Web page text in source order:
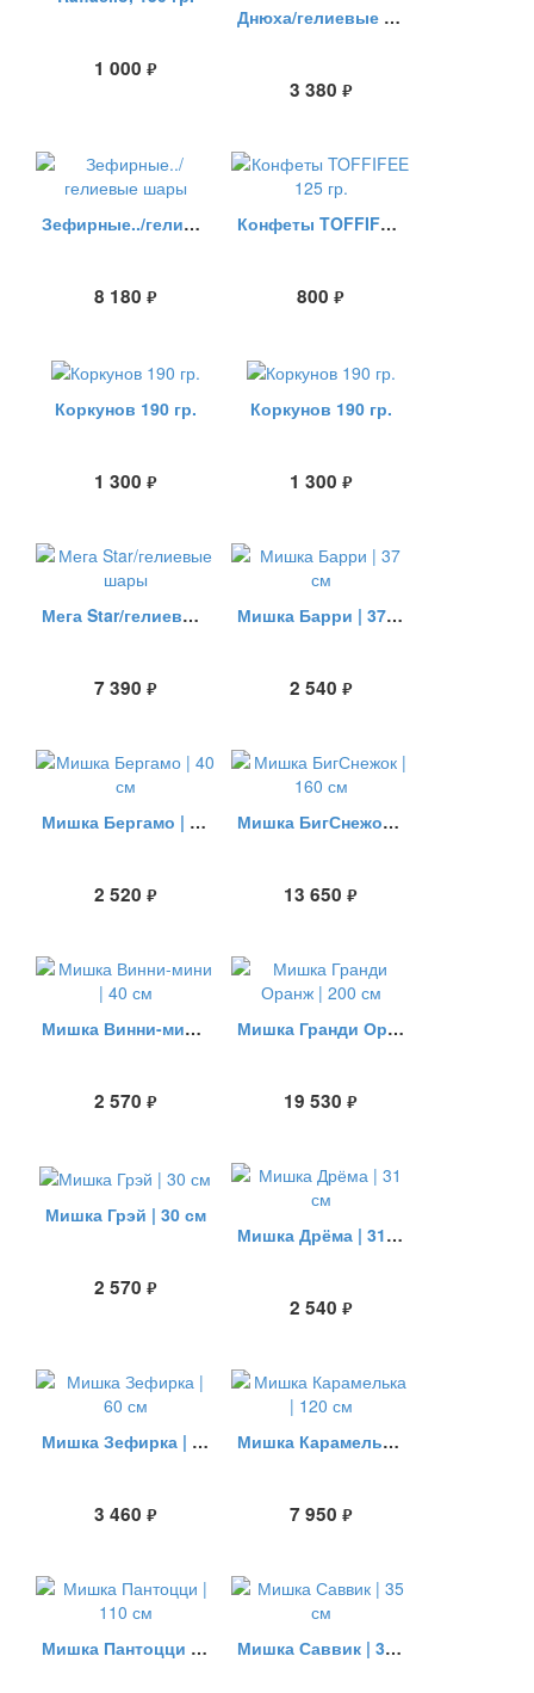
1 000 руб.
Днюха/гелиевые шары
3 380 руб.
Зефирные../гелиевые шары
8 180 руб.
Конфеты TOFFIFEE 125 гр.
800 руб.
Коркунов 190 гр.
1 300 руб.
Коркунов 190 гр.
1 300 руб.
Мега Star/гелиевые шары
7 390 руб.
Мишка Барри | 37 см
2 540 руб.
Мишка Бергамо | 40 см
2 520 руб.
Мишка БигСнежок | 160 см
13 650 руб.
Мишка Винни-мини | 40 см
2 570 руб.
Мишка Гранди Оранж | 200 см
19 530 руб.
Мишка Грэй | 30 см
2 570 руб.
Мишка Дрёма | 31 см
2 540 руб.
Мишка Зефирка | 60 см
3 460 руб.
Мишка Карамелька | 120 см
7 950 руб.
Мишка Пантоцци | 110 см Мишка Саввик | 35 см